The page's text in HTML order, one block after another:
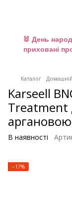
🐰 День
приховані
Каталог
Karseell
Treatment
В наявності
−17%